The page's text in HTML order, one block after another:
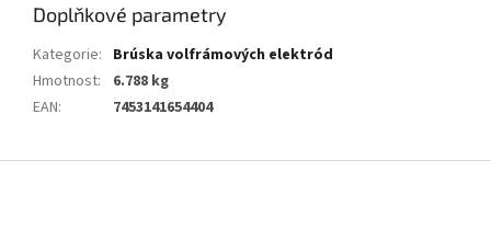
Doplňkové parametry
Kategorie: Brúska volfrámových elektród
Hmotnost:
6.788 kg
EAN: 7453141654404